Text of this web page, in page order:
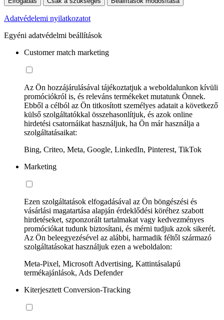
Adatvédelemi nyilatkozatot
Egyéni adatvédelmi beállítások
Customer match marketing
Az Ön hozzájárulásával tájékoztatjuk a weboldalunkon kívüli
promóciókról is, és releváns termékeket mutatunk Önnek.
Ebből a célból az Ön titkosított személyes adatait a következő
külső szolgáltatókkal összehasonlítjuk, és azok online
hirdetési csatornáikat használjuk, ha Ön már használja a
szolgáltatásaikat:
Bing, Criteo, Meta, Google, LinkedIn, Pinterest, TikTok
Marketing
Ezen szolgáltatások elfogadásával az Ön böngészési és
vásárlási magatartása alapján érdeklődési köréhez szabott
hirdetéseket, szponzorált tartalmakat vagy kedvezményes
promóciókat tudunk biztosítani, és mérni tudjuk azok sikerét.
Az Ön beleegyezésével az alábbi, harmadik féltől származó
szolgáltatásokat használjuk ezen a weboldalon:
Meta-Pixel, Microsoft Advertising, Kattintásalapú
termékajánlások, Ads Defender
Kiterjesztett Conversion-Tracking